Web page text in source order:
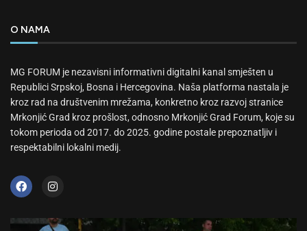
O NAMA
MG FORUM je nezavisni informativni digitalni kanal smješten u
Republici Srpskoj, Bosna i Hercegovina. Naša platforma nastala je
kroz rad na društvenim mrežama, konkretno kroz razvoj stranice
Mrkonjić Grad kroz prošlost, odnosno Mrkonjić Grad Forum, koje su
tokom perioda od 2017. do 2025. godine postale prepoznatljiv i
respektabilni lokalni medij.